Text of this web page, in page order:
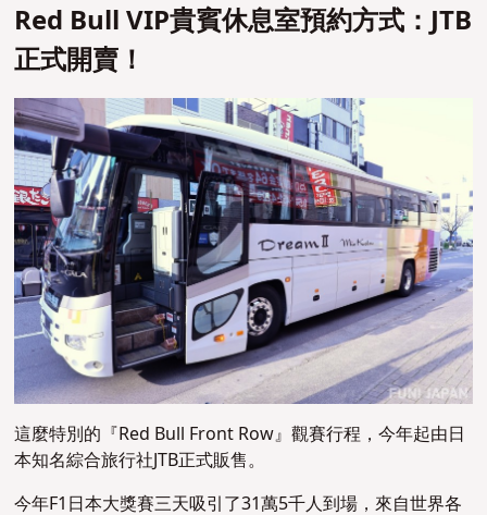
Red Bull VIP貴賓休息室預約方式：JTB
正式開賣！
這麼特別的『Red Bull Front Row』觀賽行程，今年起由日
本知名綜合旅行社JTB正式販售。
今年F1日本大獎賽三天吸引了31萬5千人到場，來自世界各